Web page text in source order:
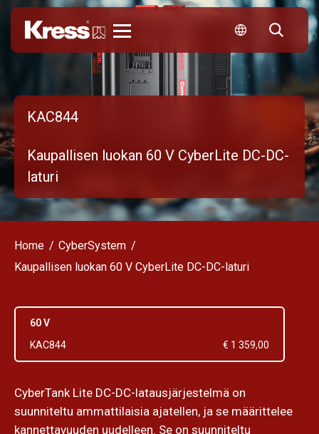
KAC844
Kaupallisen luokan 60 V CyberLite DC-DC-
laturi
Home
CyberSystem
Kaupallisen luokan 60 V CyberLite DC-DC-laturi
60 V
KAC844
€ 1 359,00
CyberTank Lite DC-DC-latausjärjestelmä on
suunniteltu ammattilaisia ajatellen, ja se määrittelee
kannettavuuden uudelleen. Se on suunniteltu